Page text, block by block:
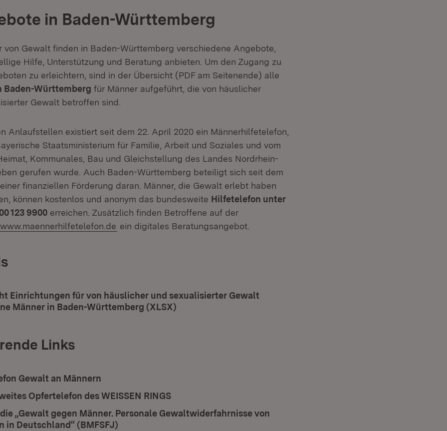
in Baden-Württemberg
von Gewalt finden in Baden-Württemberg verschiedene Angebote,
Hilfe, Unterstützung und Beratung anbieten. Um den Zugang zu
zu erleichtern, sind in der Übersicht (PDF am Seitenende) alle
Württemberg für Männer aufgeführt, die von häuslicher
Gewalt betroffen sind.
Anlaufstellen existiert seit dem 22. April 2020 ein Männerhilfetelefon,
Staatsministerium für Familie, Arbeit und Soziales und vom
Kommunales, Bau und Gleichstellung des Landes Nordrhein-
gerufen wurde. Auch Baden-Württemberg beteiligt sich seit dem
finanziellen Förderung daran. Männer, die Gewalt erlebt haben
können kostenlos und anonym das bundesweite Hilfetelefon unter
123 9900 erreichen. Zusätzlich finden Betroffene auf der
Extern:
www.maennerhilfetelefon.de (Öffnet in neuem Fenster)
ein digitales Beratungsangebot.
Einrichtungen für von häuslicher und sexualisierter Gewalt
Männer in Baden-Württemberg (XLSX)
Links
Gewalt an Männern
Opfertelefon des WEISSEN RINGS
„Gewalt gegen Männer. Personale Gewaltwiderfahrnisse von
in Deutschland“ (BMFSFJ)